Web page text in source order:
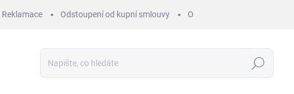
Reklamace Odstoupení od kupní smlouvy Obchodní podmínky
Hledat